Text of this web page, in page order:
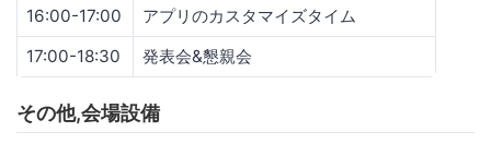
16:00-17:00
アプリのカスタマイズタイム
17:00-18:30
発表会&懇親会
その他,会場設備